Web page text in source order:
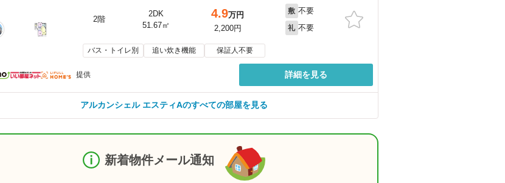
2階
2DK
51.67㎡
4.9万円
2,200円
敷 不要
礼 不要
バス・トイレ別 追い炊き機能 保証人不要
提供 詳細を見る
アルカンシェル エスティAのすべての部屋を見る
新着物件メール通知